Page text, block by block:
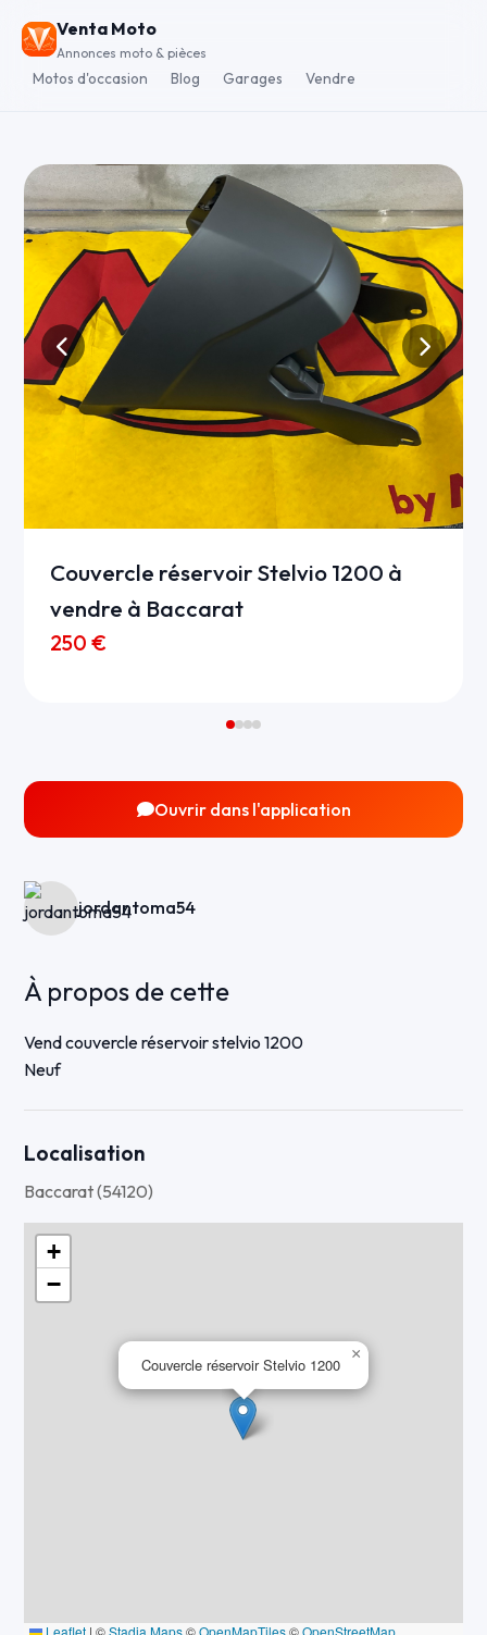
Venta Moto
Annonces moto & pièces
Motos d'occasion Blog Garages Vendre
Couvercle réservoir Stelvio 1200 à
vendre à Baccarat
250 €
Ouvrir dans l'application
jordantoma54
À propos de cette
Vend couvercle réservoir stelvio 1200
Neuf
Localisation
Baccarat (54120)
Couvercle réservoir Stelvio 1200
×
+
−
Leaflet | ©Stadia Maps©OpenMapTiles©OpenStreetMap